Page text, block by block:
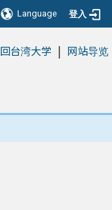
Language 登入
回台湾大学 | 网站导览